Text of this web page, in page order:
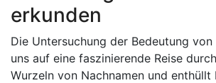
erkunden
Die Untersuchung der Bedeutung
uns auf eine faszinierende Reise
Wurzeln von Nachnamen und